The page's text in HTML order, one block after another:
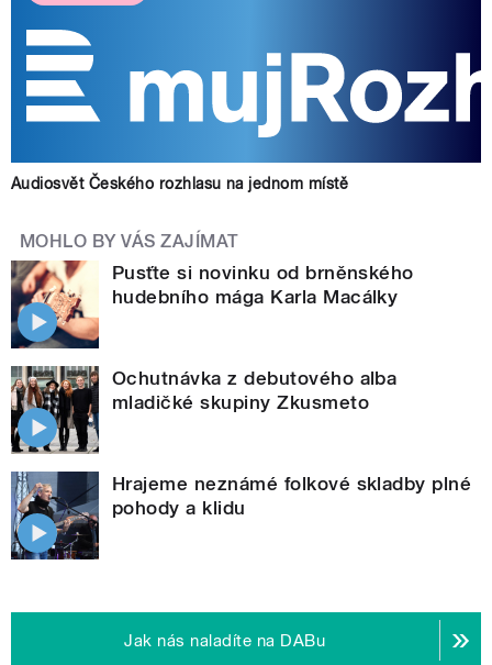
Audiosvět Českého rozhlasu na jednom místě
MOHLO BY VÁS ZAJÍMAT
Pusťte si novinku od brněnského
hudebního mága Karla Macálky
Ochutnávka z debutového alba
mladičké skupiny Zkusmeto
Hrajeme neznámé folkové skladby plné
pohody a klidu
Jak nás naladíte na DABu